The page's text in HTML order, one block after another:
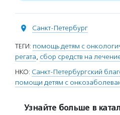
Санкт-Петербург
ТЕГИ: помощь детям с
регата, сбор средств на
НКО: Санкт-Петербургский
помощи детям с
Узнайте больше в